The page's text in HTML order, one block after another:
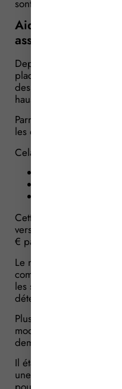
sont apportées
Aides à l’achat de
assouplissement
Depuis le mois d’avril
place de nombreuses
des professionnels les
hausse des prix des
Parmi les premières
les entreprises du
Cela concerne les
Cette aide prend la
versée pour chaque
€ par entreprise.
Le montant perçu par
composition de sa
les sommes
détenus selon le
Plusieurs éléments
modifiés afin de faciliter
demandeurs.
Il était notamment
une demande d’aide